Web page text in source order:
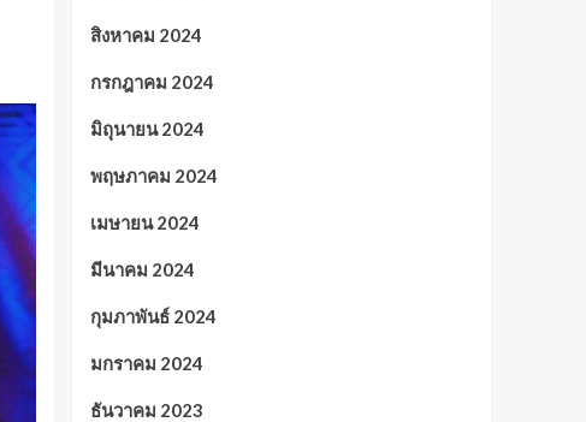
สิงหาคม 2024
กรกฎาคม 2024
มิถุนายน 2024
พฤษภาคม 2024
เมษายน 2024
มีนาคม 2024
กุมภาพันธ์ 2024
มกราคม 2024
ธันวาคม 2023